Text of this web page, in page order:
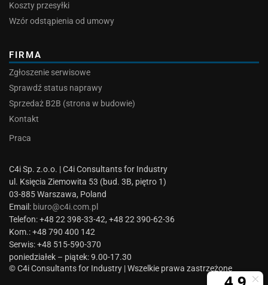
Koszty przesyłki
Wzór odstąpienia od umowy
FIRMA
Zgłoszenie serwisowe
Sprawdź status naprawy
Sprzedaż B2B (strona w budowie)
Kontakt
Praca
C4i Sp. z.o.o. | C4i Consultants for Industry
ul. Księcia Ziemowita 53 (bud. 3B, piętro 1)
03-885 Warszawa, Poland
Email: biuro@c4i.com.pl
Telefon: +48 22 398-33-42, +48 22 390-62-36
Kom.: +48 790 400 142
Serwis: +48 515-590-370
poniedziałek – piątek: 9.00-17.30
© C4i Consultants for Industry | Wszelkie prawa zastrzeżone